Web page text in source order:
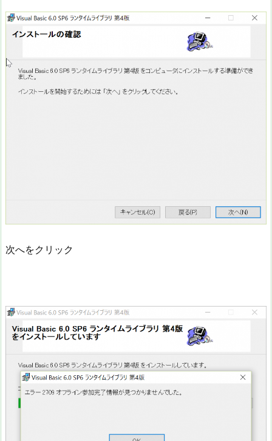
次へをクリック